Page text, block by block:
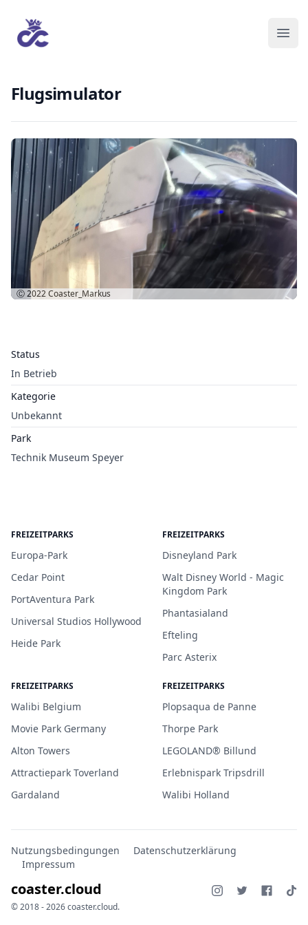
Flugsimulator
Status
In Betrieb
Kategorie
Unbekannt
Park
Technik Museum Speyer
Ⓒ 2022Coaster_Markus
FREIZEITPARKS
Europa-Park
Cedar Point
PortAventura Park
Universal Studios Hollywood
Heide Park
FREIZEITPARKS
Disneyland Park
Walt Disney World - Magic
Kingdom Park
Phantasialand
Efteling
Parc Asterix
FREIZEITPARKS
Walibi Belgium
Movie Park Germany
Alton Towers
Attractiepark Toverland
Gardaland
FREIZEITPARKS
Plopsaqua de Panne
Thorpe Park
LEGOLAND® Billund
Erlebnispark Tripsdrill
Walibi Holland
Nutzungsbedingungen
Datenschutzerklärung
Impressum
coaster.cloud
© 2018 - 2026 coaster.cloud.